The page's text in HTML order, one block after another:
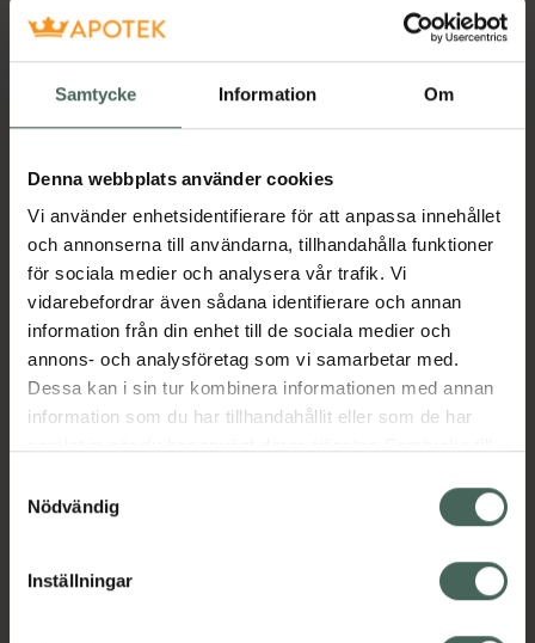
Samtycke Information Om
Denna webbplats använder cookies
Vi använder enhetsidentifierare för att anpassa innehållet
och annonserna till användarna, tillhandahålla funktioner
för sociala medier och analysera vår trafik. Vi
vidarebefordrar även sådana identifierare och annan
information från din enhet till de sociala medier och
annons- och analysföretag som vi samarbetar med.
Dessa kan i sin tur kombinera informationen med annan
information som du har tillhandahållit eller som de har
återkalla ditt samtycke via webbplatsens
cookieinställningar. Ett återkallat samtycke påverkar inte
lagligheten av behandling som skett innan återkallelsen.
Nödvändig
Inställningar
Köp via ditt recept
Beskrivning Dölj
Läs alltid bipacksedeln innan
användning.
EAN:00300020270552
Visa